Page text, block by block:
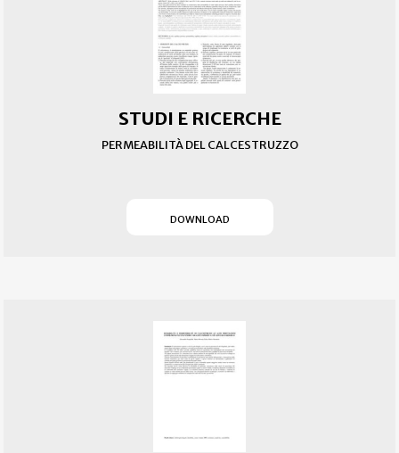
STUDI E RICERCHE
PERMEABILITÀ DEL CALCESTRUZZO
DOWNLOAD(SI APRE IN UN NUOVO